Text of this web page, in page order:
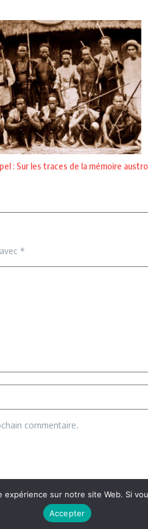
: Sur les traces de la mémoire
*
commentaire.
Vudailleurs.com | Réalisé par
sur notre site Web. Si
Accepter